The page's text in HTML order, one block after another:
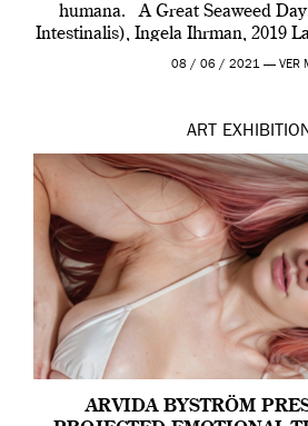
humana. A Great Seaweed
Intestinalis), Ingela Ihrman, 2019
Madrid y la
08 / 06 / 2021 — VER
ART
ARVIDA BYSTRÖM